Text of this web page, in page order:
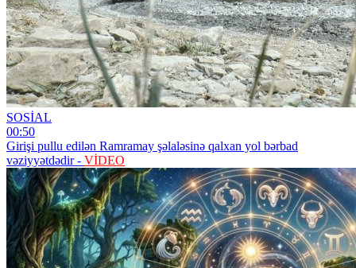
SOSİAL
00:50
Girişi pullu edilən Ramramay şəlaləsinə qalxan yol bərbad
vəziyyətdədir - VİDEO